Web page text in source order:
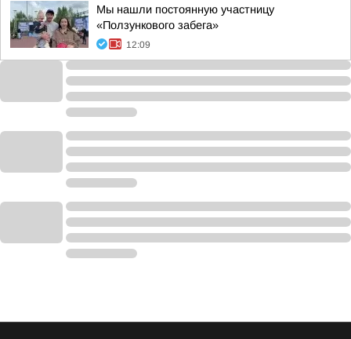
Мы нашли постоянную участницу
«Ползункового забега»
12:09